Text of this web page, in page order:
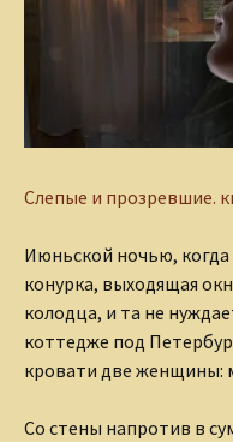
Слепые и прозревшие.
Июньской ночью,
конурка, выходящая
колодца, и та не
коттедже под
кровати две женщины:
Со стены напротив в